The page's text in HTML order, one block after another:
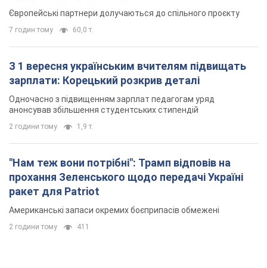
Європейські партнери долучаються до спільного проєкту
7 годин тому 60,0 т.
З 1 вересня українським вчителям підвищать
зарплати: Корецький розкрив деталі
Одночасно з підвищенням зарплат педагогам уряд
анонсував збільшення студентських стипендій
2 години тому 1,9 т.
"Нам теж вони потрібні": Трамп відповів на
прохання Зеленського щодо передачі Україні
ракет для Patriot
Американські запаси окремих боєприпасів обмежені
2 години тому 411